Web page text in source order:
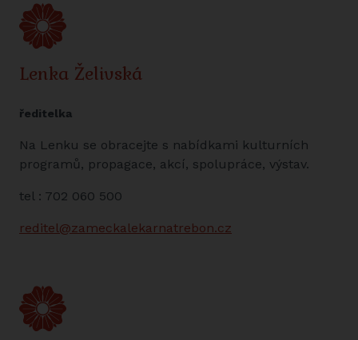
Lenka Želivská
ředitelka
Na Lenku se obracejte s nabídkami kulturních
programů, propagace, akcí, spolupráce, výstav.
tel : 702 060 500
reditel@zameckalekarnatrebon.cz